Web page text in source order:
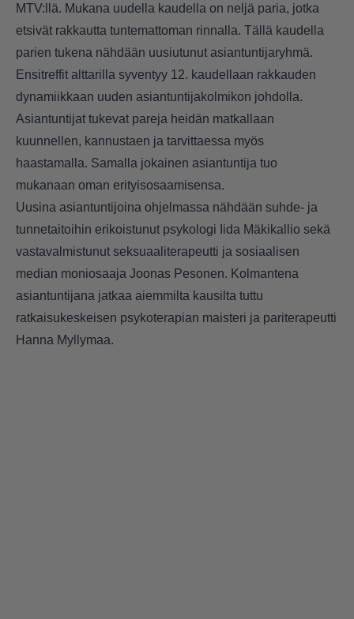
MTV:llä. Mukana uudella kaudella on neljä paria, jotka
etsivät rakkautta tuntemattoman rinnalla. Tällä kaudella
parien tukena nähdään uusiutunut asiantuntijaryhmä.
Ensitreffit alttarilla syventyy 12. kaudellaan rakkauden
dynamiikkaan uuden asiantuntijakolmikon johdolla.
Asiantuntijat tukevat pareja heidän matkallaan
kuunnellen, kannustaen ja tarvittaessa myös
haastamalla. Samalla jokainen asiantuntija tuo
mukanaan oman erityisosaamisensa.
Uusina asiantuntijoina ohjelmassa nähdään suhde- ja
tunnetaitoihin erikoistunut psykologi Iida Mäkikallio sekä
vastavalmistunut seksuaaliterapeutti ja sosiaalisen
median moniosaaja Joonas Pesonen. Kolmantena
asiantuntijana jatkaa aiemmilta kausilta tuttu
ratkaisukeskeisen psykoterapian maisteri ja pariterapeutti
Hanna Myllymaa.